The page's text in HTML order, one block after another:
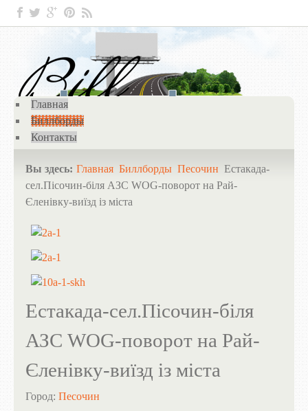
Главная
Биллборды
Контакты
Вы здесь: Главная Биллборды Песочин Естакада-
сел.Пісочин-біля АЗС WOG-поворот на Рай-
Єленівку-виїзд із міста
Естакада-сел.Пісочин-біля
АЗС WOG-поворот на Рай-
Єленівку-виїзд із міста
Город: Песочин